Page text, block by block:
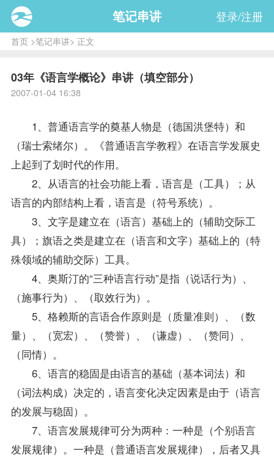
笔记串讲 登录/注册
首页>笔记串讲> 正文
03年《语言学概论》串讲（填空部分）
2007-01-04 16:38
1、普通语言学的奠基人物是（德国洪堡特）和
（瑞士索绪尔）。《普通语言学教程》在语言学发展史
上起到了划时代的作用。
2、从语言的社会功能上看，语言是（工具）；从
语言的内部结构上看，语言是（符号系统）。
3、文字是建立在（语言）基础上的（辅助交际工
具）；旗语之类是建立在（语言和文字）基础上的（特
殊领域的辅助交际）工具。
4、奥斯汀的“三种语言行动”是指（说话行为）、
（施事行为）、（取效行为）。
5、格赖斯的言语合作原则是（质量准则）、（数
量）、（宽宏）、（赞誉）、（谦虚）、（赞同）、
（同情）。
6、语言的稳固是由语言的基础（基本词法）和
（词法构成）决定的，语言变化决定因素是由于（语言
的发展与稳固）。
7、语言发展规律可分为两种：一种是（个别语言
发展规律）。一种是（普通语言发展规律），后者又具